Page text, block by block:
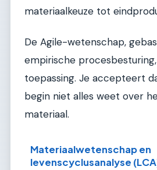
materiaalkeuze tot
De Agile-wetenschap,
empirische
toepassing. Je accepteert
begin niet alles weet over
materiaal.
Materiaalwetenschap en
levenscyclusanalyse